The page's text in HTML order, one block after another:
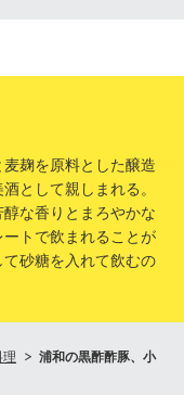
麹を原料とした醸造
として親しまれる。
な香りとまろやかな
トで飲まれることが
砂糖を入れて飲むの
理
浦和の黒酢酢豚、小